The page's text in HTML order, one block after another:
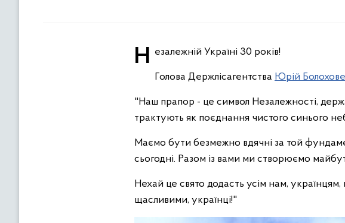
Незалежній Україні 30 років!
Голова Держлісагентства Юрій
"Наш прапор - це символ Незалежності,
трактують як поєднання чистого синього
Маємо бути безмежно вдячні за той
сьогодні. Разом із вами ми створюємо
Нехай це свято додасть усім нам, українцям,
щасливими, українці!"